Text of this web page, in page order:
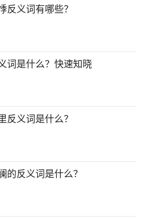
反义词有哪些？
词是什么？快速知晓
反义词是什么？
的反义词是什么？